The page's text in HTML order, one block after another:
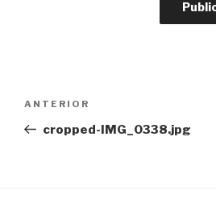
entradas
Entrada
anterior:
ANTERIOR
cropped-IMG_0338.jpg